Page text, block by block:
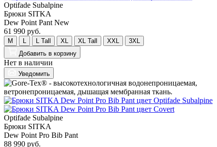
Optifade Subalpine
Брюки SITKA
Dew Point Pant New
61 990 руб.
M L Tall XL XL Tall XXL
3XL
Добавить в корзину
Нет в наличии
Уведомить
Optifade Subalpine
Брюки SITKA
Dew Point Pro Bib Pant
88 990 руб.